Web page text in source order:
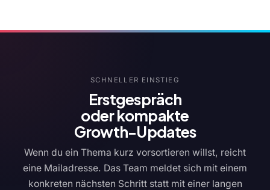
SCHNELLER EINSTIEG
Erstgespräch
oder kompakte
Growth-Updates
Wenn du ein Thema kurz vorsortieren willst, reicht
eine Mailadresse. Das Team meldet sich mit einem
konkreten nächsten Schritt statt mit einer langen